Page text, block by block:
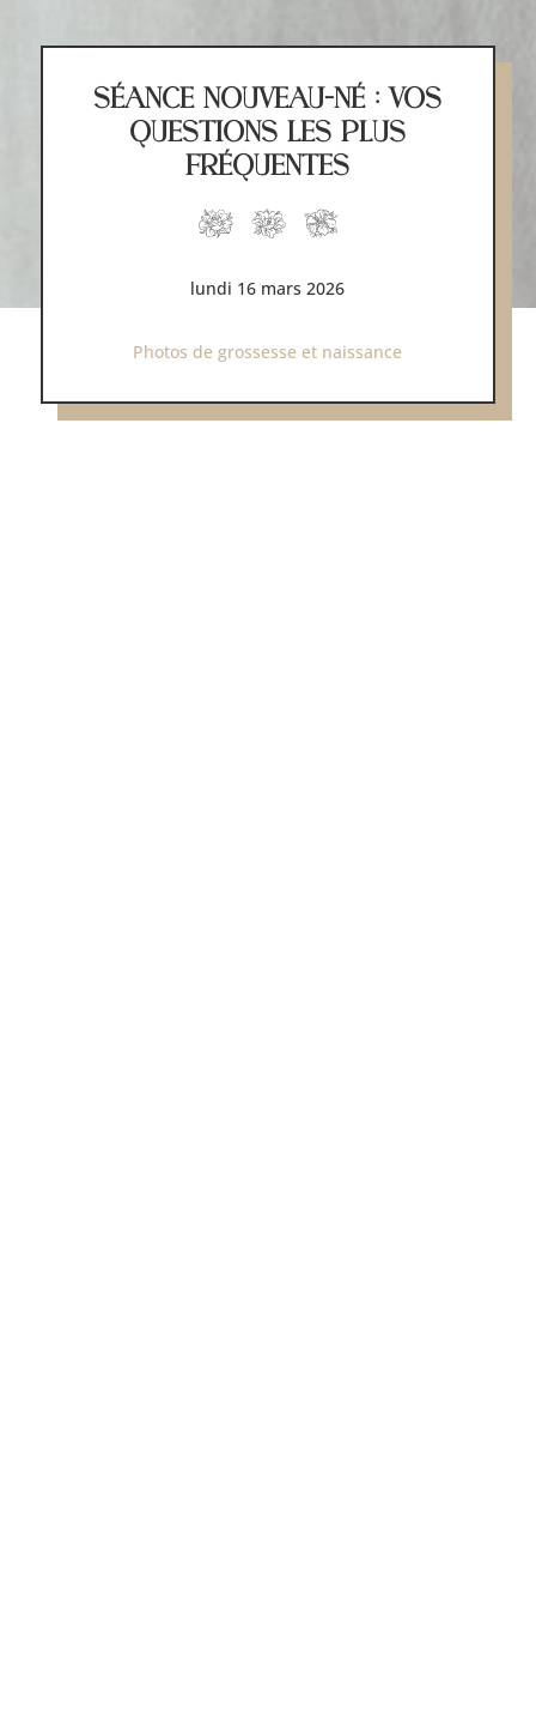
SÉANCE NOUVEAU-NÉ : VOS
QUESTIONS LES PLUS
FRÉQUENTES
lundi 16 mars 2026
Photos de grossesse et naissance